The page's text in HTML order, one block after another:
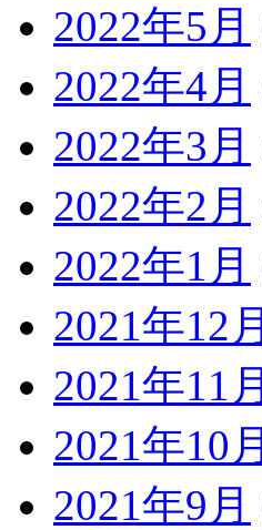
2022年5月
2022年4月
2022年3月
2022年2月
2022年1月
2021年12月
2021年11月
2021年10月
2021年9月